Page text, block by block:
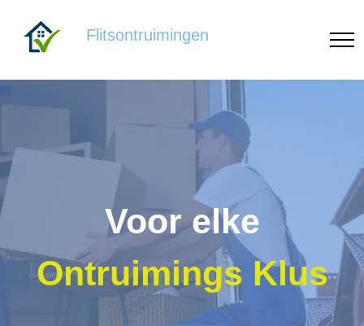
Flitsontruimingen
Voor elke
Ontruimings Klus